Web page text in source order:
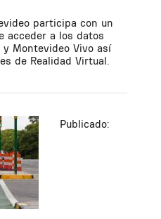
participa con un
acceder a los datos
Montevideo Vivo así
de Realidad Virtual.
Publicado: